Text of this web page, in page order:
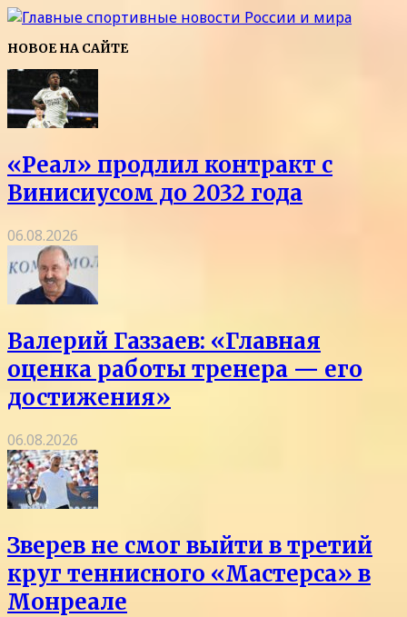
НОВОЕ НА САЙТЕ
«Реал» продлил контракт с
Винисиусом до 2032 года
06.08.2026
Валерий Газзаев: «Главная
оценка работы тренера — его
достижения»
06.08.2026
Зверев не смог выйти в третий
круг теннисного «Мастерса» в
Монреале